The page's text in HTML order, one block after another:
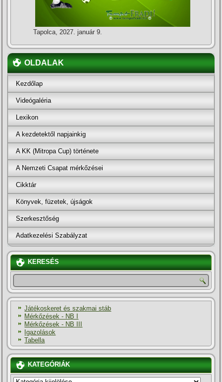
Tapolca, 2027. január 9.
OLDALAK
Kezdőlap
Videógaléria
Lexikon
A kezdetektől napjainkig
A KK (Mitropa Cup) története
A Nemzeti Csapat mérkőzései
Cikktár
Könyvek, füzetek, újságok
Szerkesztőség
Adatkezelési Szabályzat
KERESÉS
Játékoskeret és szakmai stáb
Mérkőzések - NB I
Mérkőzések - NB III
Igazolások
Tabella
KATEGÓRIÁK
KATEGÓRIÁK